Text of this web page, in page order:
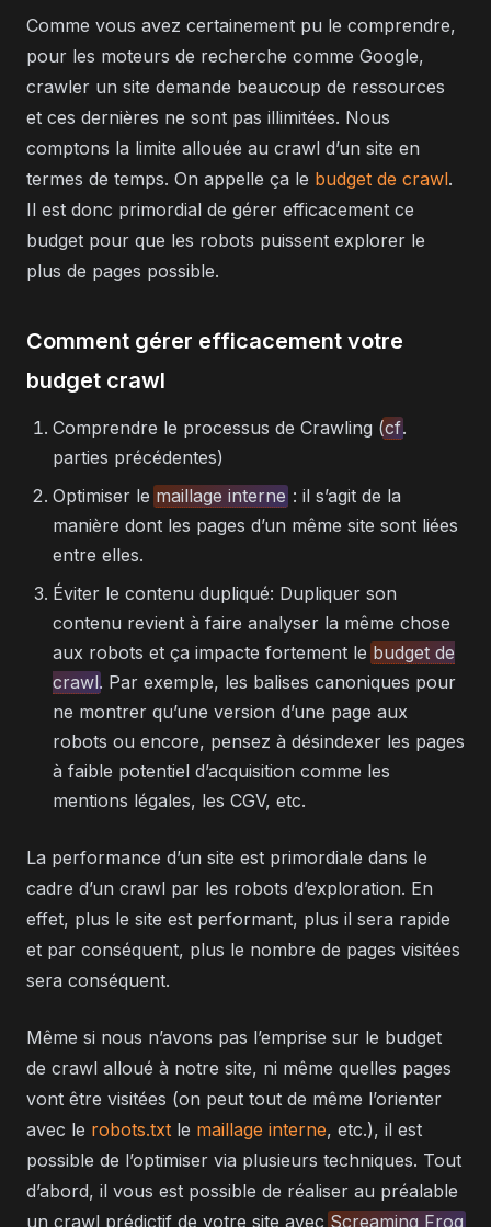
Comme vous avez certainement pu le comprendre,
pour les moteurs de recherche comme Google,
crawler un site demande beaucoup de ressources
et ces dernières ne sont pas illimitées. Nous
comptons la limite allouée au crawl d’un site en
termes de temps. On appelle ça le budget de crawl.
Il est donc primordial de gérer efficacement ce
budget pour que les robots puissent explorer le
plus de pages possible.
Comment gérer efficacement votre
budget crawl
Comprendre le processus de Crawling (cf.
parties précédentes)
Optimiser le maillage interne : il s’agit de la
manière dont les pages d’un même site sont liées
entre elles.
Éviter le contenu dupliqué: Dupliquer son
contenu revient à faire analyser la même chose
aux robots et ça impacte fortement le budget de
crawl. Par exemple, les balises canoniques pour
ne montrer qu’une version d’une page aux
robots ou encore, pensez à désindexer les pages
à faible potentiel d’acquisition comme les
mentions légales, les CGV, etc.
La performance d’un site est primordiale dans le
cadre d’un crawl par les robots d’exploration. En
effet, plus le site est performant, plus il sera rapide
et par conséquent, plus le nombre de pages visitées
sera conséquent.
Même si nous n’avons pas l’emprise sur le budget
de crawl alloué à notre site, ni même quelles pages
vont être visitées (on peut tout de même l’orienter
avec le robots.txt le maillage interne, etc.), il est
possible de l’optimiser via plusieurs techniques. Tout
d’abord, il vous est possible de réaliser au préalable
un crawl prédictif de votre site avec Screaming Frog